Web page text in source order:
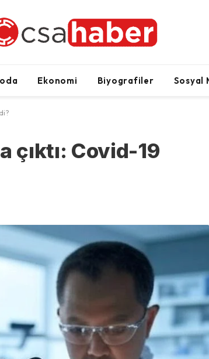
Ekonomi Biyografiler Sosyal
çıktı: Covid-19